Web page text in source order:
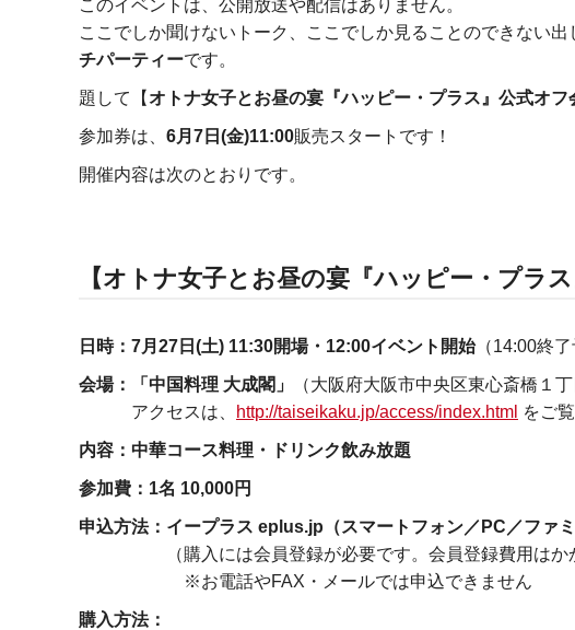
このイベントは、公開放送や配信はありません。
ここでしか聞けないトーク、ここでしか見ることのできない
チパーティーです。
題して【 オトナ女子とお昼の宴『ハッピー・プラス』公式オフ
参加券は、 6月7日(金)11:00販売スタートです！
開催内容は次のとおりです。
【オトナ女子とお昼の宴『ハッピー・プラ
日時：7月27日(土) 11:30開場・12:00イベント開始（14:00終了
会場：「中国料理 大成閣」
（大阪府大阪市中央区東心斎橋１丁
アクセスは、
http://taiseikaku.jp/access/index.html をご
内容：中華コース料理・ドリンク飲み放題
参加費：1名 10,000円
申込方法：イープラス eplus.jp（スマートフォン／PC／ファ
（購入には会員登録が必要です。会員登録費用はかか
※お電話やFAX・メールでは申込できません
購入方法：